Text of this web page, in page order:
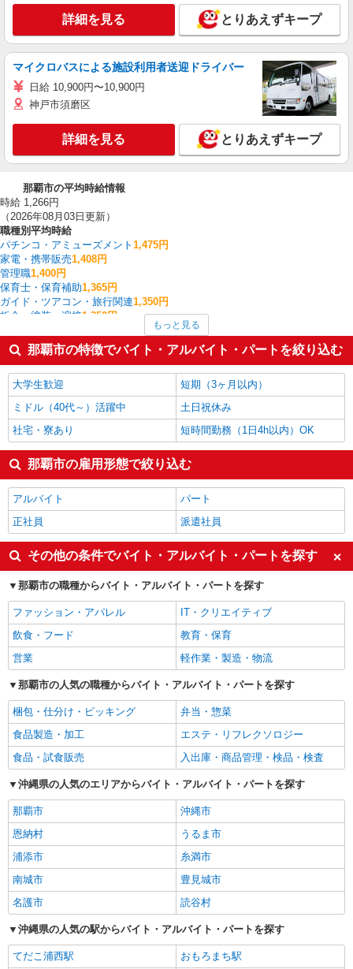
詳細を見る とりあえずキープ
マイクロバスによる施設利用者送迎ドライバー
日給 10,900円〜10,900円
神戸市須磨区
詳細を見る とりあえずキープ
那覇市の平均時給情報
時給 1,266円
（2026年08月03日更新）
職種別平均時給
パチンコ・アミューズメント 1,475円
家電・携帯販売1,408円
管理職1,400円
保育士・保育補助1,365円
ガイド・ツアコン・旅行関連1,350円
板金・塗装・溶接1,350円
経理・人事・労務・総務・法務 1,300円
搬入・搬出・設営1,288円
受付・秘書1,284円
那覇市の他の職種の平均時給を見る
もっと見る
那覇市の特徴でバイト・アルバイト・パートを絞り込む
大学生歓迎
短期（3ヶ月以内）
ミドル（40代～）活躍中
土日祝休み
社宅・寮あり
短時間勤務（1日4h以内）OK
那覇市の雇用形態で絞り込む
アルバイト
パート
正社員
派遣社員
その他の条件でバイト・アルバイト・パートを探す
那覇市の職種からバイト・アルバイト・パートを探す
ファッション・アパレル
IT・クリエイティブ
飲食・フード
教育・保育
営業
軽作業・製造・物流
那覇市の人気の職種からバイト・アルバイト・パートを探す
梱包・仕分け・ピッキング
弁当・惣菜
食品製造・加工
エステ・リフレクソロジー
食品・試食販売
入出庫・商品管理・検品・検査
沖縄県の人気のエリアからバイト・アルバイト・パートを探す
那覇市
沖縄市
恩納村
うるま市
浦添市
糸満市
南城市
豊見城市
名護市
読谷村
沖縄県の人気の駅からバイト・アルバイト・パートを探す
てだこ浦西駅
おもろまち駅